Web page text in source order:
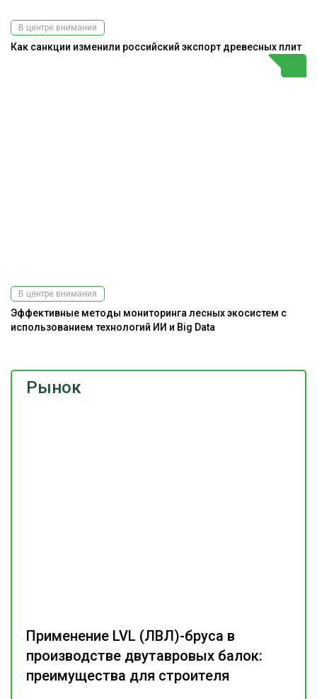
Рынок
Применение LVL (ЛВЛ)-бруса в
производстве двутавровых балок:
преимущества для строителя
В центре внимания
Как санкции изменили российский экспорт древесных плит
В центре внимания
Эффективные методы мониторинга лесных экосистем с
использованием технологий ИИ и Big Data